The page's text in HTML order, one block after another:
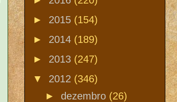
► 2015 (154)
► 2014 (189)
► 2013 (247)
▼ 2012 (346)
► dezembro (26)